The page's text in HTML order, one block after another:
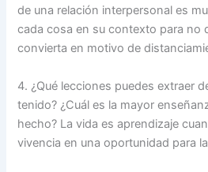
de una relación interpersonal es
cada cosa en su contexto para no
convierta en motivo de
4. ¿Qué lecciones puedes extraer
tenido? ¿Cuál es la mayor
hecho? La vida es aprendizaje
vivencia en una oportunidad para